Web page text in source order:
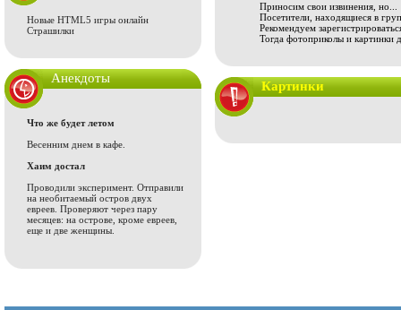
Новые HTML5 игры онлайн
Страшилки
Анекдоты
Что же будет летом
Весенним днем в кафе.
Хаим достал
Проводили эксперимент. Отправили
на необитаемый остров двух
евреев. Проверяют через пару
месяцев: на острове, кроме евреев,
еще и две женщины.
Приносим свои извинения, но...
Посетители, находящиеся в
Рекомендуем
Тогда фотоприколы и картинки
Картинки